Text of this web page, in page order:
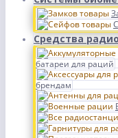
Средства
батареи для раций
брендам